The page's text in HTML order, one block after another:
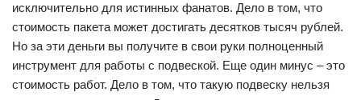
исключительно для истинных фанатов. Дело в том, что
стоимость пакета может достигать десятков тысяч рублей.
Но за эти деньги вы получите в свои руки полноценный
инструмент для работы с подвеской. Еще один минус – это
стоимость работ. Дело в том, что такую подвеску нельзя